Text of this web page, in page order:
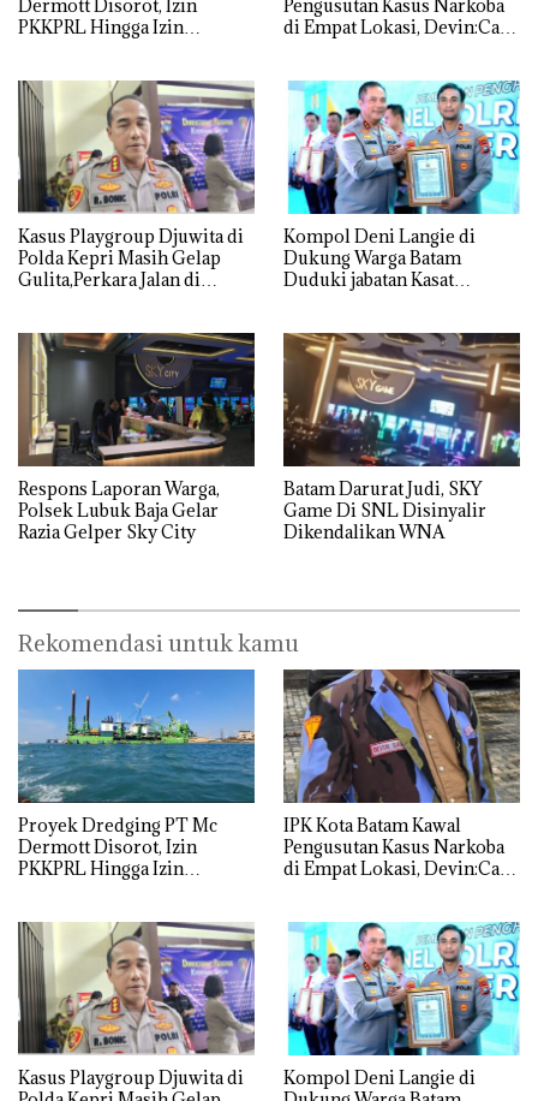
Dermott Disorot, Izin
PKKPRL Hingga Izin
Pengusutan Kasus Narkoba
di Empat Lokasi, Devin:Cari
Kasus Playgroup Djuwita di
Polda Kepri Masih Gelap
Gulita,Perkara Jalan di
Kompol Deni Langie di
Dukung Warga Batam
Duduki jabatan Kasat
Respons Laporan Warga,
Polsek Lubuk Baja Gelar
Razia Gelper Sky City
Batam Darurat Judi, SKY
Game Di SNL Disinyalir
Dikendalikan WNA
Rekomendasi untuk kamu
Proyek Dredging PT Mc
Dermott Disorot, Izin
PKKPRL Hingga Izin
IPK Kota Batam Kawal
Pengusutan Kasus Narkoba
di Empat Lokasi, Devin:Cari
Kasus Playgroup Djuwita di
Kompol Deni Langie di